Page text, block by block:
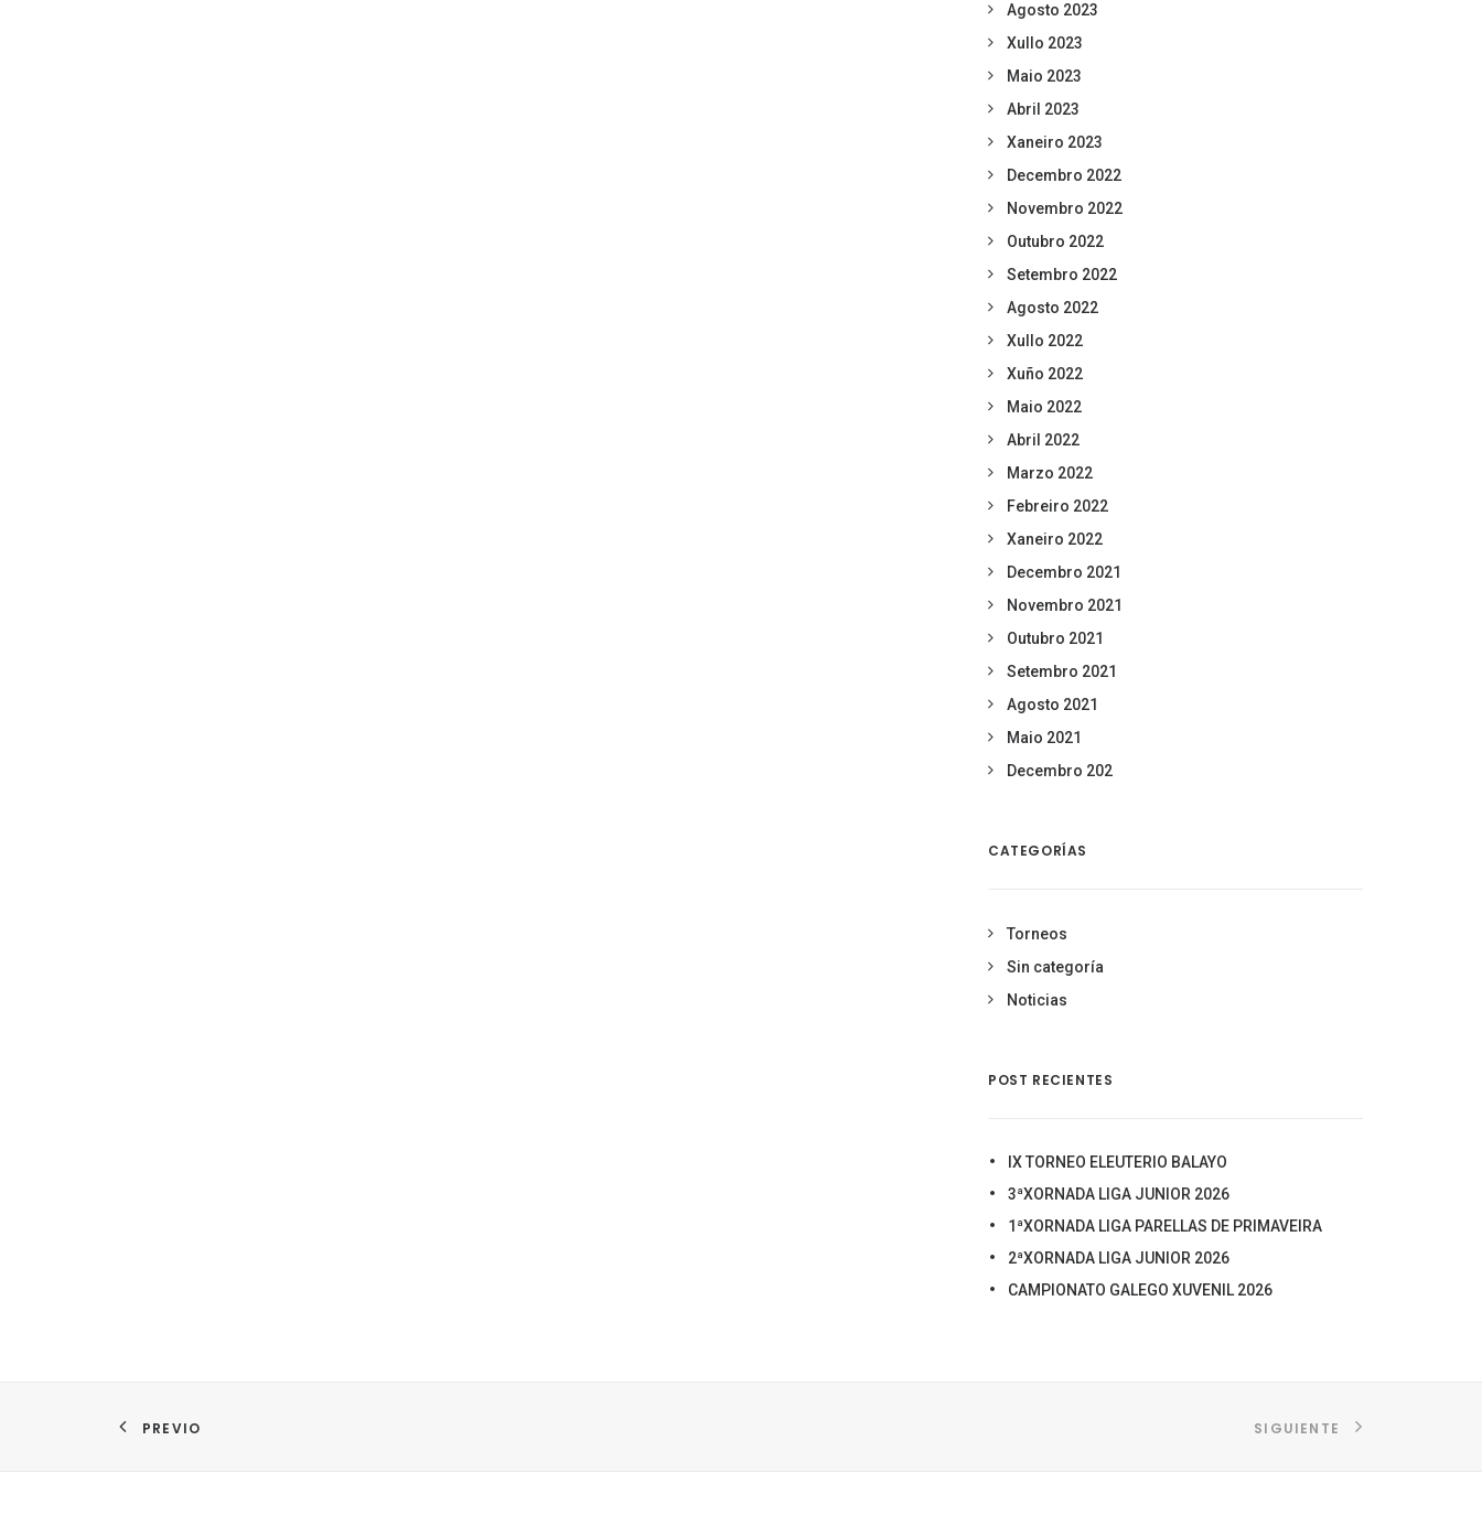
Agosto 2023
Xullo 2023
Maio 2023
Abril 2023
Xaneiro 2023
Decembro 2022
Novembro 2022
Outubro 2022
Setembro 2022
Agosto 2022
Xullo 2022
Xuño 2022
Maio 2022
Abril 2022
Marzo 2022
Febreiro 2022
Xaneiro 2022
Decembro 2021
Novembro 2021
Outubro 2021
Setembro 2021
Agosto 2021
Maio 2021
Decembro 202
CATEGORÍAS
Torneos
Sin categoría
Noticias
POST RECIENTES
IX TORNEO ELEUTERIO BALAYO
3ªXORNADA LIGA JUNIOR 2026
1ªXORNADA LIGA PARELLAS DE PRIMAVEIRA
2ªXORNADA LIGA JUNIOR 2026
CAMPIONATO GALEGO XUVENIL 2026
PREVIO SIGUIENTE